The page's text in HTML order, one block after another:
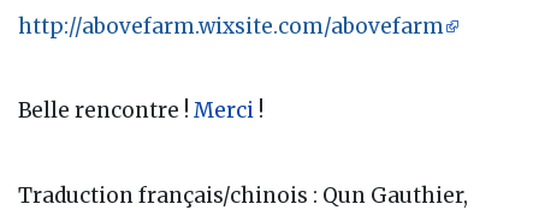
http://abovefarm.wixsite.com/abovefarm
Belle rencontre ! Merci !
Traduction français/chinois : Qun Gauthier,